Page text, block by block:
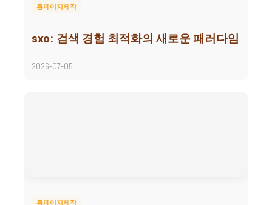
홈페이지제작
sxo: 검색 경험 최적화의 새로운 패러다임
2026-07-05
홈페이지제작